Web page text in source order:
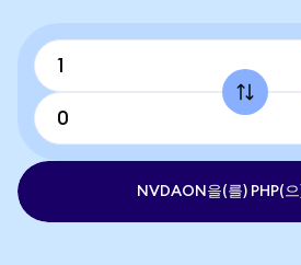
NVDAON을(를) PHP(